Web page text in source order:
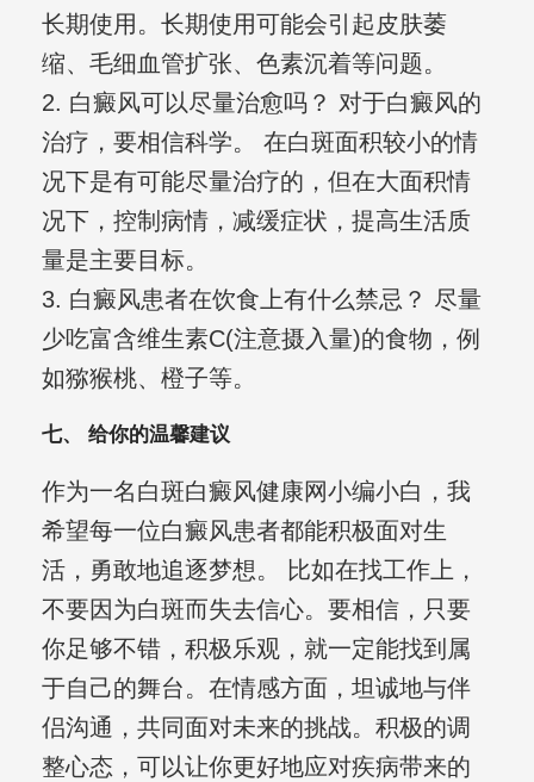
长期使用。长期使用可能会引起皮肤萎
缩、毛细血管扩张、色素沉着等问题。
2. 白癜风可以尽量治愈吗？ 对于白癜风的
治疗，要相信科学。 在白斑面积较小的情
况下是有可能尽量治疗的，但在大面积情
况下，控制病情，减缓症状，提高生活质
量是主要目标。
3. 白癜风患者在饮食上有什么禁忌？ 尽量
少吃富含维生素C(注意摄入量)的食物，例
如猕猴桃、橙子等。
七、 给你的温馨建议
作为一名白斑白癜风健康网小编小白，我
希望每一位白癜风患者都能积极面对生
活，勇敢地追逐梦想。 比如在找工作上，
不要因为白斑而失去信心。要相信，只要
你足够不错，积极乐观，就一定能找到属
于自己的舞台。在情感方面，坦诚地与伴
侣沟通，共同面对未来的挑战。积极的调
整心态，可以让你更好地应对疾病带来的